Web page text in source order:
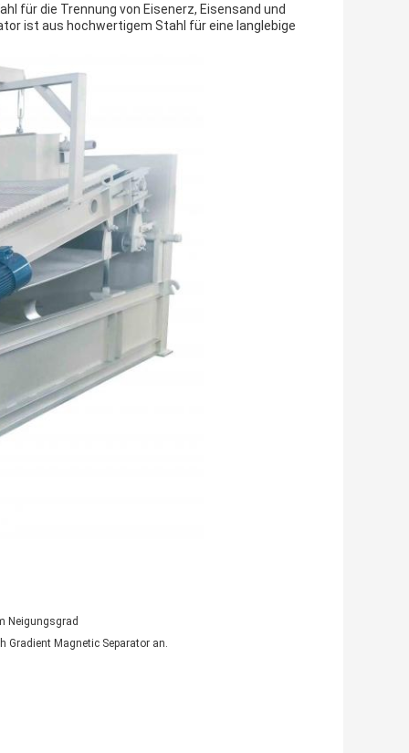
für die Trennung von Eisenerz, Eisensand und
ist aus hochwertigem Stahl für eine langlebige
Neigungsgrad
Gradient Magnetic Separator an.